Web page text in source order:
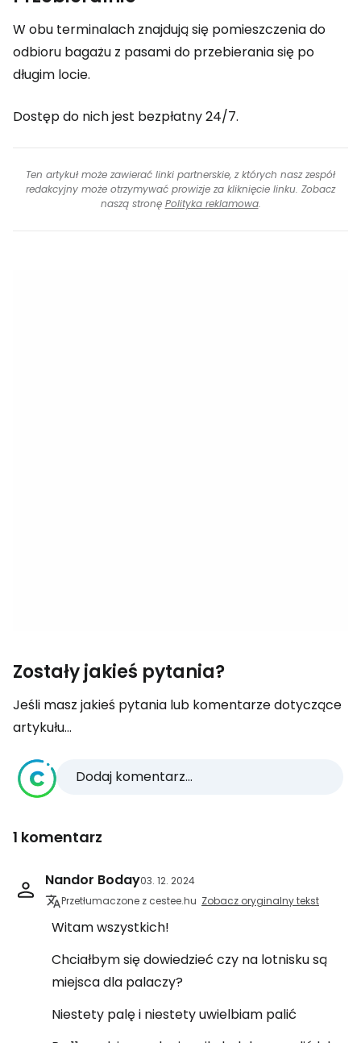
W obu terminalach znajdują się pomieszczenia do
odbioru bagażu z pasami do przebierania się po
długim locie.
Dostęp do nich jest bezpłatny 24/7.
Ten artykuł może zawierać linki partnerskie, z których nasz zespół
redakcyjny może otrzymywać prowizje za kliknięcie linku. Zobacz
naszą stronę Polityka reklamowa.
Zostały jakieś pytania?
Jeśli masz jakieś pytania lub komentarze dotyczące
artykułu...
Dodaj komentarz...
1 komentarz
Nandor Boday03. 12. 2024
Przetłumaczone z cestee.hu Zobacz oryginalny tekst
Witam wszystkich!
Chciałbym się dowiedzieć czy na lotnisku są
miejsca dla palaczy?
Niestety palę i niestety uwielbiam palić